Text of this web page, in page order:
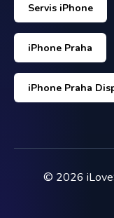
Servis iPhone
iPhone Praha
iPhone Praha
© 2026